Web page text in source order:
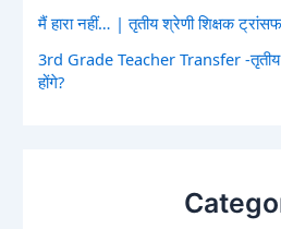
मैं हारा नहीं… | तृतीय श्रेणी शिक्षक
3rd Grade Teacher Transfer -तृतीय
होंगे?